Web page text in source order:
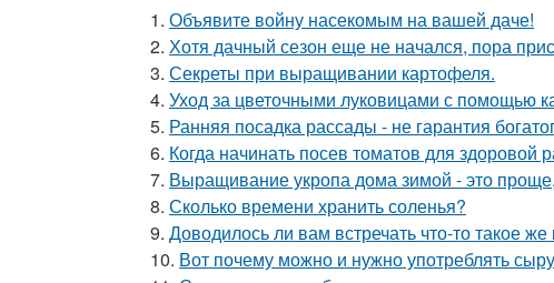
1. Объявите войну насекомым на вашей даче!
2. Хотя дачный сезон еще не начался, пора
3. Секреты при выращивании картофеля.
4. Уход за цветочными луковицами с помощью
5. Ранняя посадка рассады - не гарантия
6. Когда начинать посев томатов для здоровой
7. Выращивание укропа дома зимой - это
8. Сколько времени хранить соленья?
9. Доводилось ли вам встречать что-то такое же
10. Вот почему можно и нужно употреблять